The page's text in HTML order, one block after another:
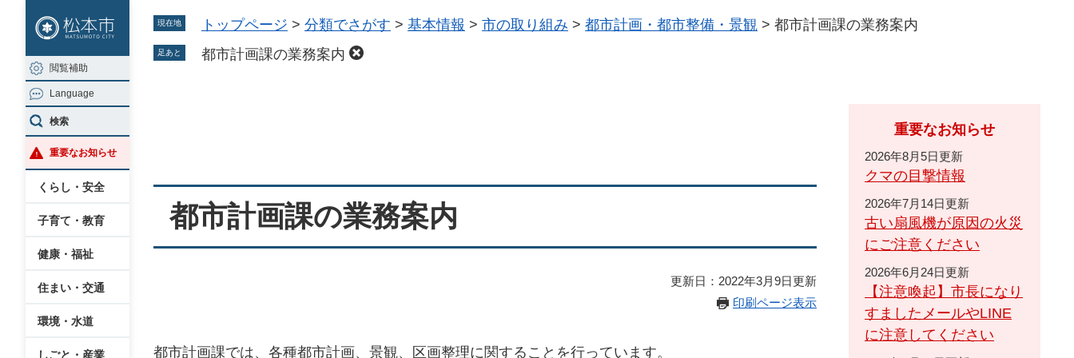
ジ
の
先
頭
で
す
ュ
ー
を
飛
ば
し
閲覧補助
Language
検索
重要なお知らせ
くらし・安全
子育て・教育
健康・福祉
住まい・交通
環境・水道
しごと・産業
現在地 トップページ > 分類でさがす > 基本情報 > 市の取り組み > 都市計画・都市整備・景観 > 都市計画課の業務案内
足あと 都市計画課の業務案内
都市計画課の業務案内
更新日：2022年3月9日更新
印刷ページ表示
都市計画課では、各種都市計画、景観、区画整理に関することを行っています。
重要なお知らせ
2026年8月5日更新
クマの目撃情報
2026年7月14日更新
古い扇風機が原因の火災
にご注意ください
2026年6月24日更新
【注意喚起】市長になり
すましたメールやLINE
に注意してください